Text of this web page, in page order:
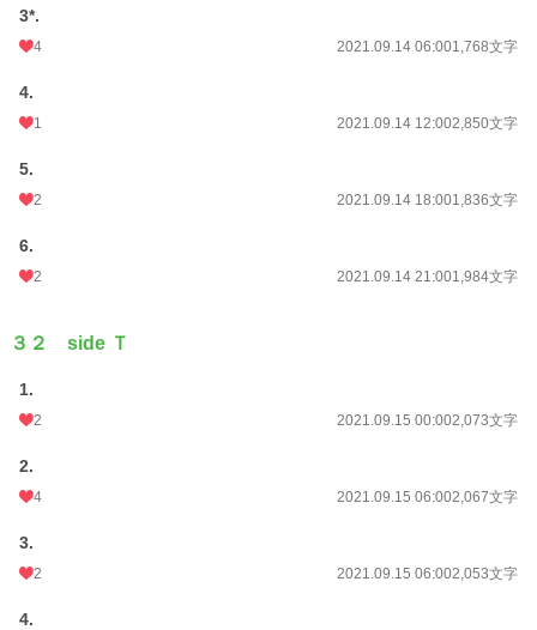
3*.
4 2021.09.14 06:001,768文字
4.
1 2021.09.14 12:002,850文字
5.
2 2021.09.14 18:001,836文字
6.
2 2021.09.14 21:001,984文字
３２ side Ｔ
1.
2 2021.09.15 00:002,073文字
2.
4 2021.09.15 06:002,067文字
3.
2 2021.09.15 06:002,053文字
4.